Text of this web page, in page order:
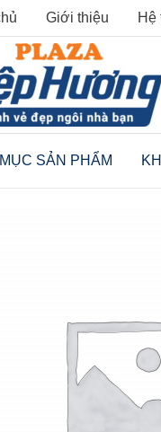
Giới thiệu Hệ
SẢN PHẨM